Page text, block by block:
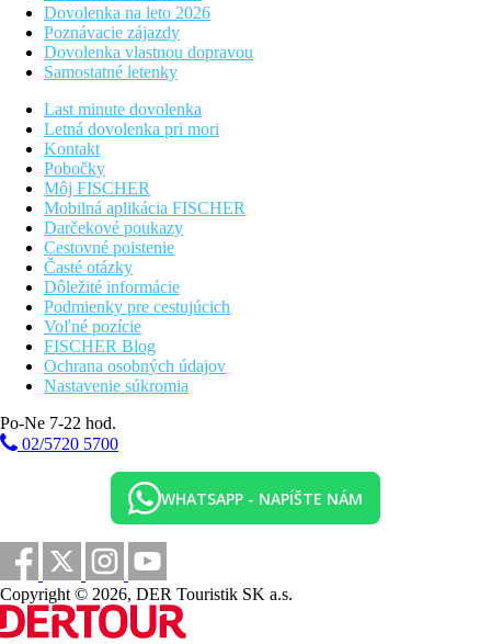
Dovolenka na leto 2026
Poznávacie zájazdy
Dovolenka vlastnou dopravou
Samostatné letenky
Last minute dovolenka
Letná dovolenka pri mori
Kontakt
Pobočky
Môj FISCHER
Mobilná aplikácia FISCHER
Darčekové poukazy
Cestovné poistenie
Časté otázky
Dôležité informácie
Podmienky pre cestujúcich
Voľné pozície
FISCHER Blog
Ochrana osobných údajov
Nastavenie súkromia
Po-Ne 7-22 hod.
02/5720 5700
WHATSAPP - NAPÍŠTE NÁM
Copyright © 2026, DER Touristik SK a.s.